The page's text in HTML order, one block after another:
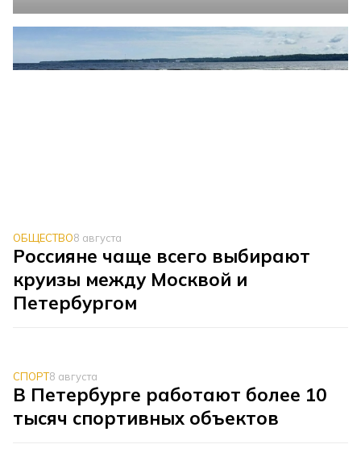
ОБЩЕСТВО8 августа
Россияне чаще всего выбирают
круизы между Москвой и
Петербургом
СПОРТ8 августа
В Петербурге работают более 10
тысяч спортивных объектов